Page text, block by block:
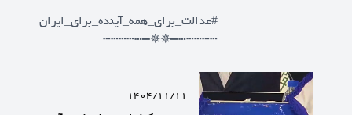
#عدالت_برای_همه_آینده_برای_ایران
┄┄┄┄┅━✵✵━┅┄┄┄┄
1404/11/11